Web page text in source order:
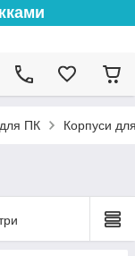
ПК Корпуси